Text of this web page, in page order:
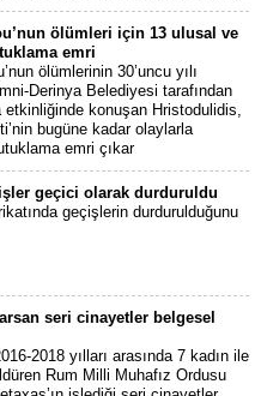
ölümleri için 13 ulusal ve
emri
ölümlerinin 30’uncu yılı
Derinya Belediyesi tarafından
etkinliğinde konuşan Hristodulidis,
bugüne kadar olaylarla
emri çıkar
geçici olarak durduruldu
geçişlerin durdurulduğunu
seri cinayetler belgesel
2018 yılları arasında 7 kadın ile
Rum Milli Muhafız Ordusu